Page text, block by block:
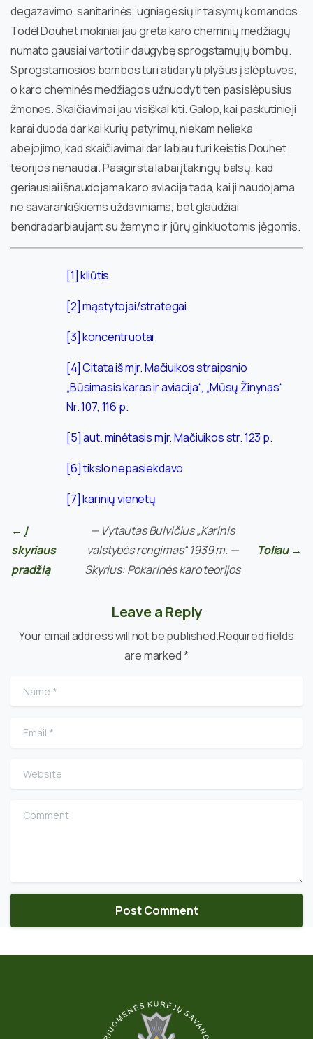
degazavimo, sanitarinės, ugniagesių ir taisymų komandos.
Todėl Douhet mokiniai jau greta karo cheminių medžiagų
numato gausiai vartoti ir daugybę sprogstamųjų bombų.
Sprogstamosios bombos turi atidaryti plyšius į slėptuves,
o karo cheminės medžiagos užnuodyti ten pasislėpusius
žmones. Skaičiavimai jau visiškai kiti. Galop, kai paskutinieji
karai duoda dar kai kurių patyrimų, niekam nelieka
abejojimo, kad skaičiavimai dar labiau turi keistis Douhet
teorijos nenaudai. Pasigirsta labai įtakingų balsų, kad
geriausiai išnaudojama karo aviacija tada, kai ji naudojama
ne savarankiškiems uždaviniams, bet glaudžiai
bendradarbiaujant su žemyno ir jūrų ginkluotomis jėgomis.
[1] kliūtis
[2] mąstytojai/strategai
[3] koncentruotai
[4] Citata iš mjr. Mačiuikos straipsnio
„Būsimasis karas ir aviacija“, „Mūsų Žinynas“
Nr. 107, 116 p.
[5] aut. minėtasis mjr. Mačiuikos str. 123 p.
[6]tikslo nepasiekdavo
[7] karinių vienetų
← Į
skyriaus
pradžią
— Vytautas Bulvičius „Karinis
valstybės rengimas“ 1939 m. —
Skyrius: Pokarinės karo teorijos
Toliau →
Leave a Reply
Your email address will not be published.Required fields
are marked *
Name
Email
Website
Comment